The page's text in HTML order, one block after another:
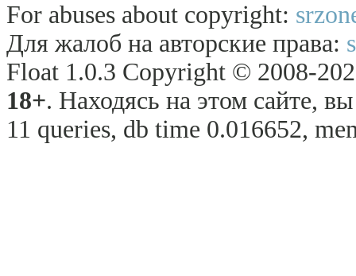
For abuses about copyright:
Для жалоб на авторские права:
Float 1.0.3 Copyright © 2008-
18+. Находясь на этом сайте,
11 queries, db time 0.016652,